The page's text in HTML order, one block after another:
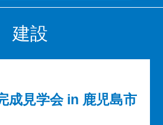
建設
成見学会 in 鹿児島市